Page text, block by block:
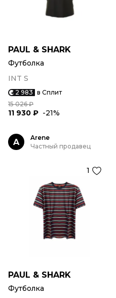
PAUL & SHARK
Футболка
INT S
2 983 в Сплит
15 026 ₽
11 930 ₽ -21%
A
Arene
Частный продавец
1
PAUL & SHARK
Футболка